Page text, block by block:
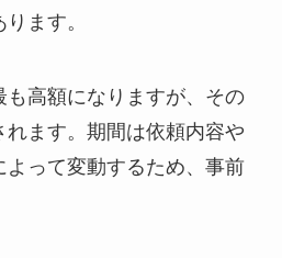
ます。
高額になりますが、その
ます。期間は依頼内容や
って変動するため、事前